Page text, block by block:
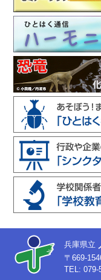
兵庫県立
〒669-
TEL: 079-